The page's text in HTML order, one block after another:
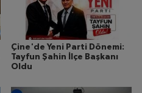
Çine'de Yeni Parti Dönemi:
Tayfun Şahin İlçe Başkanı
Oldu